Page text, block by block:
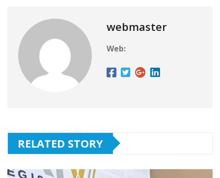
webmaster
Web:
RELATED STORY